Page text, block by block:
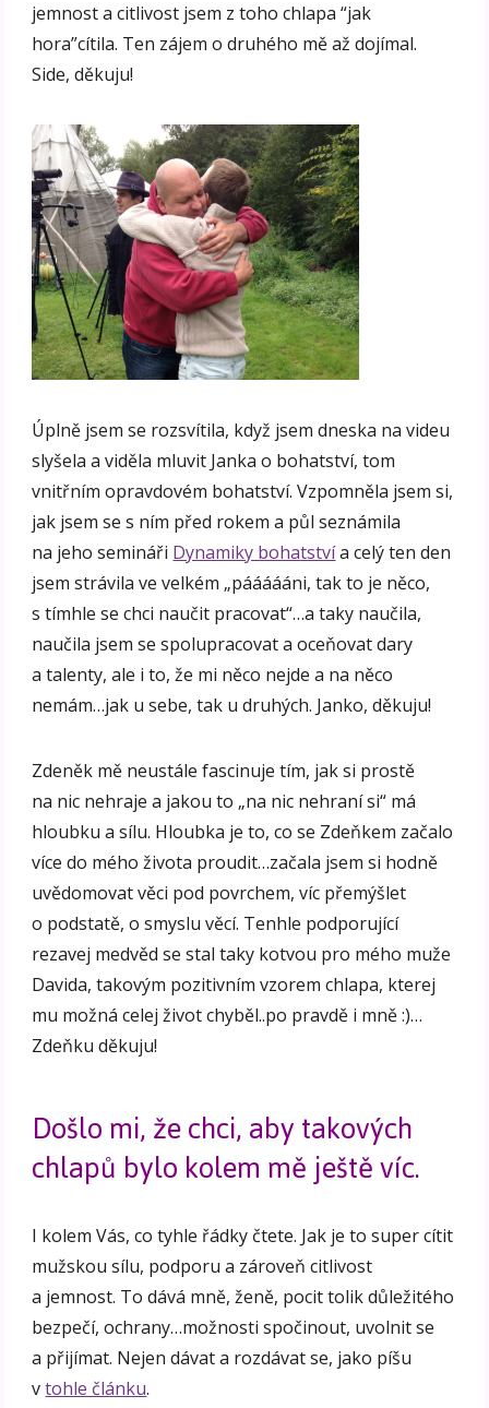
jemnost a citlivost jsem z toho chlapa “jak
hora”cítila. Ten zájem o druhého mě až dojímal.
Side, děkuju!
Úplně jsem se rozsvítila, když jsem dneska na videu
slyšela a viděla mluvit Janka o bohatství, tom
vnitřním opravdovém bohatství. Vzpomněla jsem si,
jak jsem se s ním před rokem a půl seznámila
na jeho semináři Dynamiky bohatstvía celý ten den
jsem strávila ve velkém „páááááni, tak to je něco,
s tímhle se chci naučit pracovat“…a taky naučila,
naučila jsem se spolupracovat a oceňovat dary
a talenty, ale i to, že mi něco nejde a na něco
nemám…jak u sebe, tak u druhých. Janko, děkuju!
Zdeněk mě neustále fascinuje tím, jak si prostě
na nic nehraje a jakou to „na nic nehraní si“ má
hloubku a sílu. Hloubka je to, co se Zdeňkem začalo
více do mého života proudit…začala jsem si hodně
uvědomovat věci pod povrchem, víc přemýšlet
o podstatě, o smyslu věcí. Tenhle podporující
rezavej medvěd se stal taky kotvou pro mého muže
Davida, takovým pozitivním vzorem chlapa, kterej
mu možná celej život chyběl..po pravdě i mně :)…
Zdeňku děkuju!
Došlo mi, že chci, aby takových
chlapů bylo kolem mě ještě víc.
I kolem Vás, co tyhle řádky čtete. Jak je to super cítit
mužskou sílu, podporu a zároveň citlivost
a jemnost. To dává mně, ženě, pocit tolik důležitého
bezpečí, ochrany…možnosti spočinout, uvolnit se
a přijímat. Nejen dávat a rozdávat se, jako píšu
vtohle článku.